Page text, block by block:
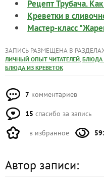
Рецепт Трубача.
Креветки в
Мастер-класс
ЗАПИСЬ РАЗМЕЩЕНА В
ЛИЧНЫЙ ОПЫТ ЧИТАТЕЛЕЙ, БЛЮДА
БЛЮДА ИЗ КРЕВЕТОК
7 комментариев
15 спасибо за запись
в избранное
Автор записи: